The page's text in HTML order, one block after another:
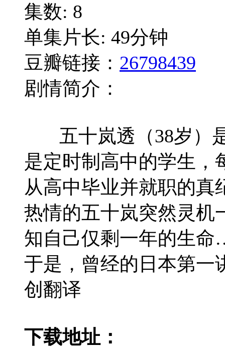
集数: 8
单集片长: 49分钟
豆瓣链接： 26798439
剧情简介：
五十岚透（38岁）是
是定时制高中的学生，
从高中毕业并就职的真
热情的五十岚突然灵机
知自己仅剩一年的生
于是，曾经的日本第一
创翻译
下载地址：